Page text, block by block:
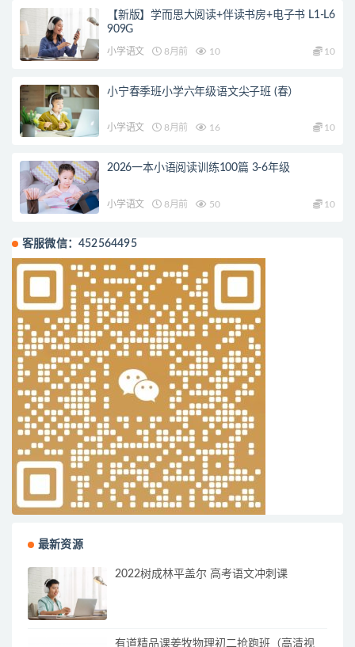
【新版】学而思大阅读+伴读书房+电子书 L1-L6
909G
小学语文 8月前 10 10
小宁春季班小学六年级语文尖子班 (春）
小学语文 8月前 16 10
2026一本小语阅读训练100篇 3-6年级
小学语文 8月前 50 10
客服微信：452564495
最新资源
2022树成林平盖尔 高考语文冲刺课
有道精品课姜牧物理初二抢跑班（高清视